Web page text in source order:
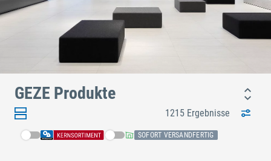
GEZE Produkte
1215 Ergebnisse
SOFORT VERSANDFERTIG